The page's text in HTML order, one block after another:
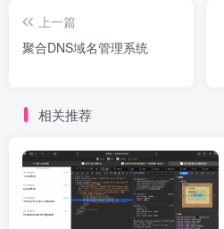
上一篇
聚合DNS域名管理系统
相关推荐